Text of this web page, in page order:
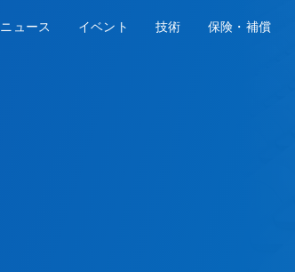
ニュース イベント 技術 保険・補償